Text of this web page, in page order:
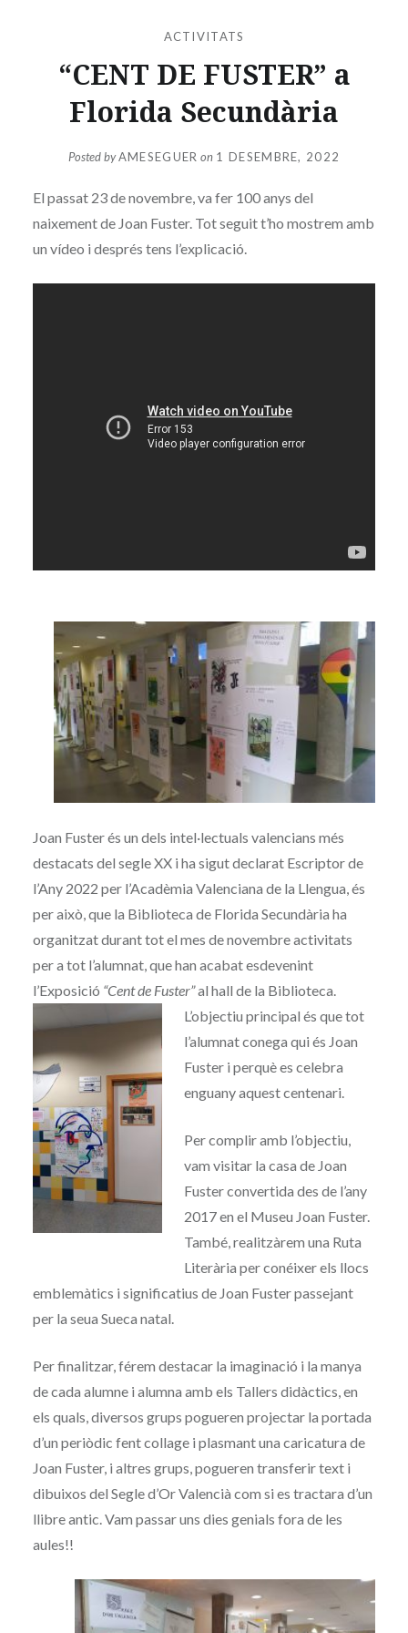
ACTIVITATS
“CENT DE FUSTER” a
Florida Secundària
Posted byAMESEGUER on 1 DESEMBRE, 2022
El passat 23 de novembre, va fer 100 anys del
naixement de Joan Fuster. Tot seguit t’ho mostrem amb
un vídeo i després tens l’explicació.
Joan Fuster és un dels intel·lectuals valencians més
destacats del segle XX i ha sigut declarat Escriptor de
l’Any 2022 per l’Acadèmia Valenciana de la Llengua, és
per això, que la Biblioteca de Florida Secundària ha
organitzat durant tot el mes de novembre activitats
per a tot l’alumnat, que han acabat esdevenint
l’Exposició “Cent de Fuster”al hall de la Biblioteca.
L’objectiu principal és que tot
l’alumnat conega qui és Joan
Fuster i perquè es celebra
enguany aquest centenari.
Per complir amb l’objectiu,
vam visitar la casa de Joan
Fuster convertida des de l’any
2017 en el Museu Joan Fuster.
També, realitzàrem una Ruta
Literària per conéixer els llocs
emblemàtics i significatius de Joan Fuster passejant
per la seua Sueca natal.
Per finalitzar, férem destacar la imaginació i la manya
de cada alumne i alumna amb els Tallers didàctics, en
els quals, diversos grups pogueren projectar la portada
d’un periòdic fent collage i plasmant una caricatura de
Joan Fuster, i altres grups, pogueren transferir text i
dibuixos del Segle d’Or Valencià com si es tractara d’un
llibre antic. Vam passar uns dies genials fora de les
aules!!